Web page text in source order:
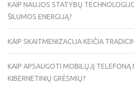
KAIP NAUJOS STATYBŲ
ŠILUMOS ENERGIJĄ?
KAIP SKAITMENIZACIJA KEIČIA
KAIP APSAUGOTI MOBILŲJĮ TELEFONĄ
KIBERNETINIŲ GRĖSMIŲ?